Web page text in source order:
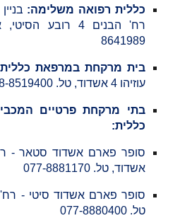
כללית רפואה משלימה:
8641989
בית מרקחת במרפאת
עוזיהו 4 אשדוד, טל. 08-8519400
בתי מרקחת פרטיים
כללית:
אשדוד, טל. 077-8881170
טל. 077-8880400